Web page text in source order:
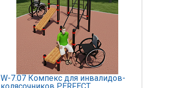
W-7.07 Компекс для инвалидов-
колясочников PERFECT